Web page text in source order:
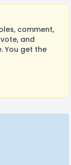
comment,
and
You get the